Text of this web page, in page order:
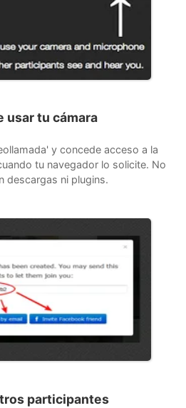
usar tu cámara
y concede acceso a la
tu navegador lo solicite. No
descargas ni plugins.
participantes